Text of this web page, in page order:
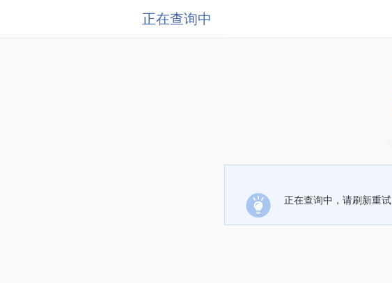
正在查询中
正在查询中，请刷新重试